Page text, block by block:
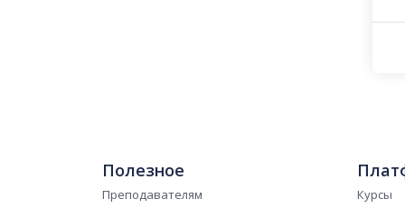
Полезное
Преподавателям Курсы